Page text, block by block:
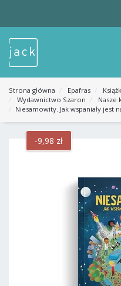
KATEGORIE
MENU
Strona główna Epafras
Wydawnictwo Szaron
Nasze
Niesamowity. Jak wspaniały jest
-9,98 zł